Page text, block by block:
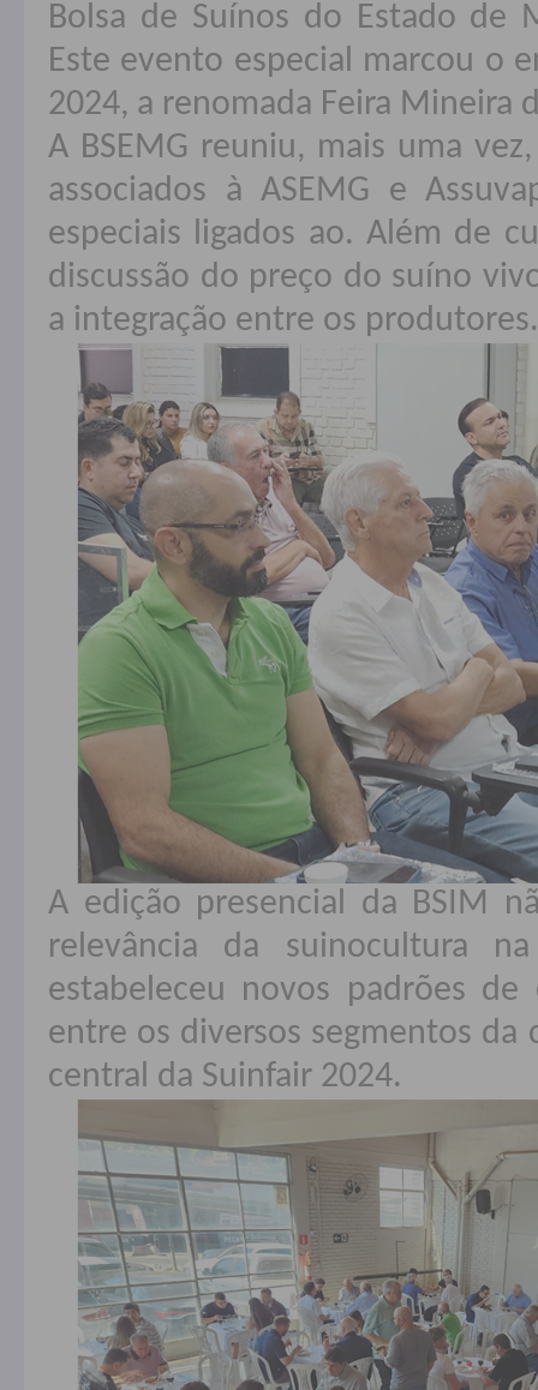
Bolsa de Suínos do Estado de
Este evento especial marcou o
2024, a renomada Feira Mineira
A BSEMG reuniu, mais uma
associados à ASEMG e
especiais ligados ao. Além de
discussão do preço do suíno
a integração entre os produtores.
A edição presencial da BSIM
relevância da suinocultura
estabeleceu novos padrões de
entre os diversos segmentos da
central da Suinfair 2024.